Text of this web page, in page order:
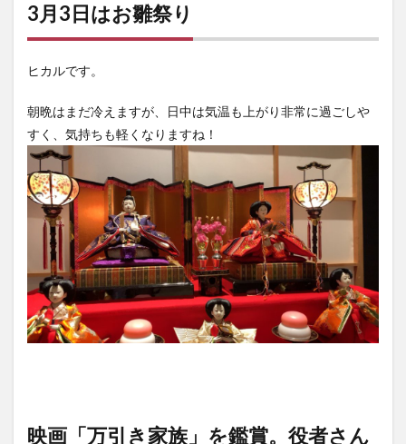
3月3日はお雛祭り
ヒカルです。
朝晩はまだ冷えますが、日中は気温も上がり非常に過ごしや
すく、気持ちも軽くなりますね！
映画「万引き家族」を鑑賞。役者さん